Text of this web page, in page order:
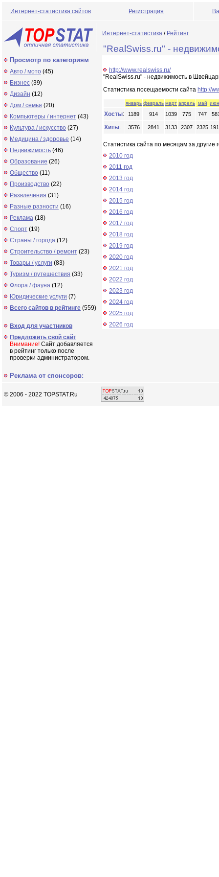
Интернет-статистика сайтов Регистрация
Просмотр по категориям
Авто / мото (45)
Бизнес (39)
Дизайн (12)
Дом / семья (20)
Компьютеры / интернет (43)
Культура / искусство (27)
Медицина / здоровье (14)
Недвижимость (46)
Образование (26)
Общество (11)
Производство (22)
Развлечения (31)
Разные разности (16)
Реклама (18)
Спорт (19)
Страны / города (12)
Строительство / ремонт (23)
Товары / услуги (83)
Туризм / путешествия (33)
Флора / фауна (12)
Юридические услуги (7)
Всего сайтов в рейтинге (559)
Вход для участников
Предложить свой сайт
Внимание! Сайт добавляется
в рейтинг только после
проверки администратором.
Реклама от спонсоров:
Интернет-статистика / Рейтинг
"RealSwiss.ru" -
http://www.realswiss.ru/
"RealSwiss.ru" - недвижимость в
Статистика посещаемости сайта http://
январь февраль март апрель май
Хосты: 1189 914 1039 775 747
Хиты: 3576 2841 3133 2307 2325
Статистика сайта по месяцам за другие
2010 год
2011 год
2013 год
2014 год
2015 год
2016 год
2017 год
2018 год
2019 год
2020 год
2021 год
2022 год
2023 год
2024 год
2025 год
2026 год
© 2006 - 2022 TOPSTAT.Ru